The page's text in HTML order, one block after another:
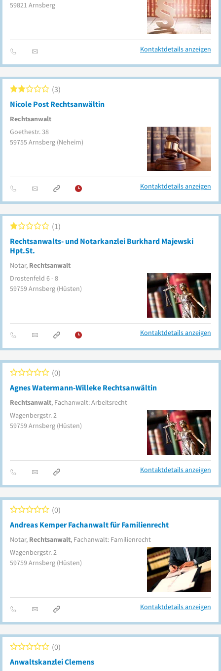
59821 Arnsberg
Kontaktdetails anzeigen
Nicole Post Rechtsanwältin
Rechtsanwalt
3
Goethestr. 38
59755Arnsberg (Neheim)
Kontaktdetails anzeigen
Rechtsanwalts- und Notarkanzlei Burkhard Majewski
Hpt.St.
Notar, Rechtsanwalt
1
Drostenfeld 6 - 8
59759Arnsberg (Hüsten)
Kontaktdetails anzeigen
Agnes Watermann-Willeke Rechtsanwältin
Rechtsanwalt, Fachanwalt: Arbeitsrecht
0
Wagenbergstr. 2
59759Arnsberg (Hüsten)
Kontaktdetails anzeigen
Andreas Kemper Fachanwalt für Familienrecht
Notar, Rechtsanwalt, Fachanwalt: Familienrecht
0
Wagenbergstr. 2
59759Arnsberg (Hüsten)
Kontaktdetails anzeigen
Anwaltskanzlei Clemens
0